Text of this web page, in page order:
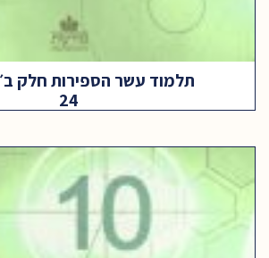
תלמוד עשר הספירות חלק
24